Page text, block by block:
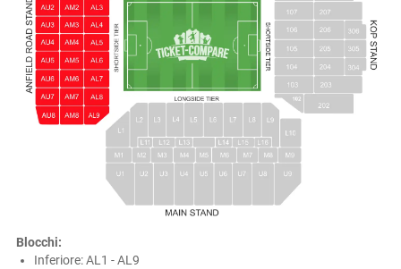
Blocchi:
Inferiore: AL1 - AL9